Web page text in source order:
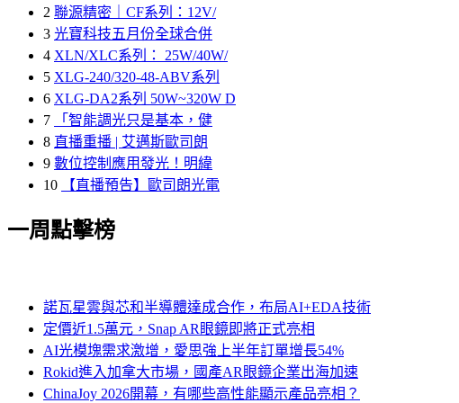
2 聯源精密｜CF系列：12V/
3 光寶科技五月份全球合併
4 XLN/XLC系列： 25W/40W/
5 XLG-240/320-48-ABV系列
6 XLG-DA2系列 50W~320W D
7
「智能調光只是基本，健
8 直播重播 | 艾邁斯歐司朗
9 數位控制應用發光！明緯
10
【直播預告】歐司朗光電
一周點擊榜
諾瓦星雲與芯和半導體達成合作，布局AI+EDA技術
定價近1.5萬元，Snap AR眼鏡即將正式亮相
AI光模塊需求激增，愛思強上半年訂單增長54%
Rokid進入加拿大市場，國產AR眼鏡企業出海加速
ChinaJoy 2026開幕，有哪些高性能顯示產品亮相？